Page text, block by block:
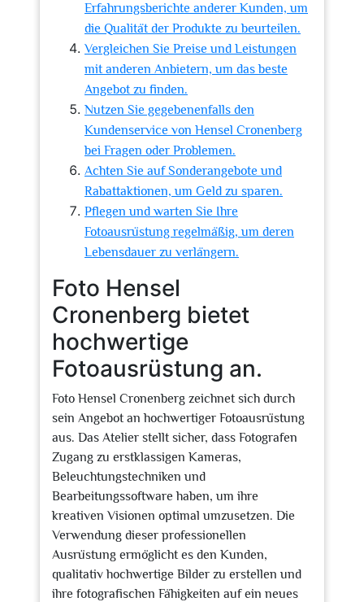
Erfahrungsberichte anderer Kunden, um
die Qualität der Produkte zu beurteilen.
Vergleichen Sie Preise und Leistungen
mit anderen Anbietern, um das beste
Angebot zu finden.
Nutzen Sie gegebenenfalls den
Kundenservice von Hensel Cronenberg
bei Fragen oder Problemen.
Achten Sie auf Sonderangebote und
Rabattaktionen, um Geld zu sparen.
Pflegen und warten Sie Ihre
Fotoausrüstung regelmäßig, um deren
Lebensdauer zu verlängern.
Foto Hensel
Cronenberg bietet
hochwertige
Fotoausrüstung an.
Foto Hensel Cronenberg zeichnet sich durch
sein Angebot an hochwertiger Fotoausrüstung
aus. Das Atelier stellt sicher, dass Fotografen
Zugang zu erstklassigen Kameras,
Beleuchtungstechniken und
Bearbeitungssoftware haben, um ihre
kreativen Visionen optimal umzusetzen. Die
Verwendung dieser professionellen
Ausrüstung ermöglicht es den Kunden,
qualitativ hochwertige Bilder zu erstellen und
ihre fotografischen Fähigkeiten auf ein neues